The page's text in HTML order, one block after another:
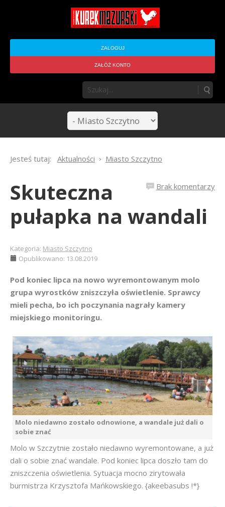
ZALOGUJ
ZAŁÓŻ KONTO
Jesteś tutaj: Aktualności Miasto Szczytno
Brak komentarzy
Skuteczna
pułapka na wandali
Kategoria: Miasto Szczytno
Opublikowano: 13.08.2019
Pod koniec lipca na nowo wyremontowanym molo
grupa wyrostków zniszczyła oświetlenie. Sprawcy
mieli pecha, bo ich poczynania nagrały kamery
miejskiego monitoringu.
Molo niedawno zostało odnowione, a wandale już dali o
sobie znać
Molo w Szczytnie zostało niedawno wyremontowane, a już
dali o sobie znać wandale. Pod koniec lipca doszło tam do
zniszczenia oświetlenia. Sytuacja mocno zirytowała
burmistrza Krzysztofa Mańkowskiego. {akeebasubs !*}